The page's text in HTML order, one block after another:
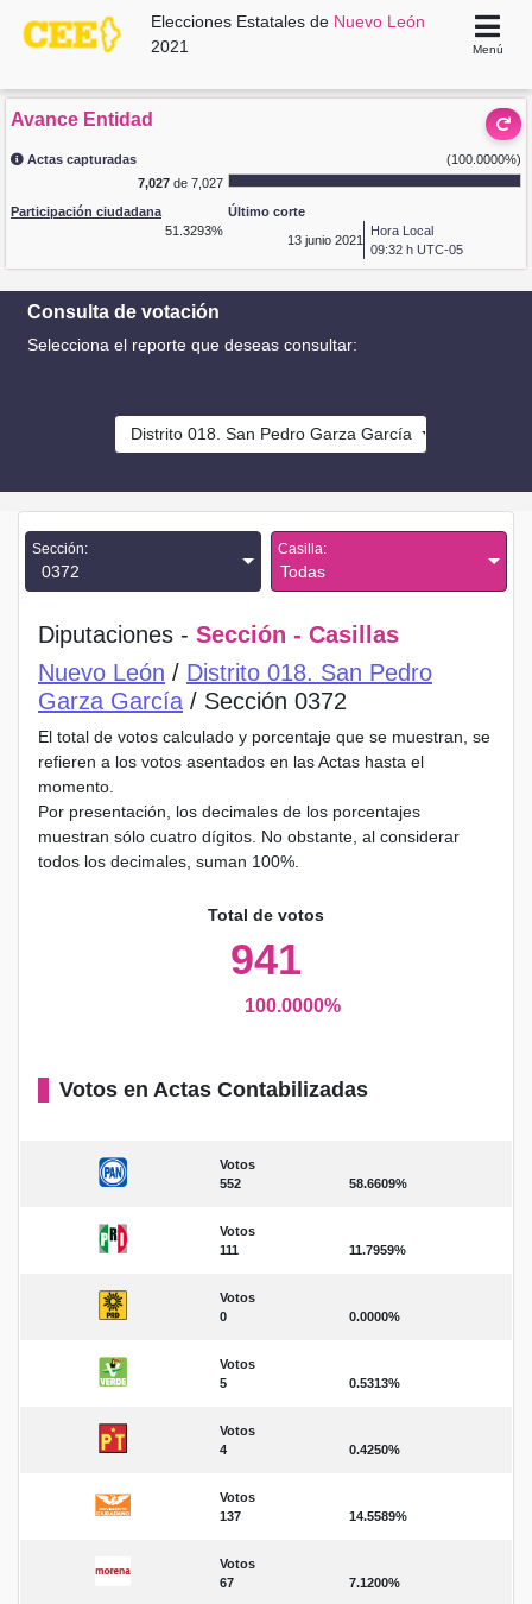
Elecciones Estatales de Nuevo León
2021
Menú
Avance Entidad
Actas capturadas
(100.0000%)
7,027de 7,027
Participación ciudadana
51.3293%
Último corte
13 junio 2021
Hora Local
09:32 h UTC-05
Consulta de votación
Selecciona el reporte que deseas consultar:
Distrito 018. San Pedro Garza García
Sección:
0372
Casilla:
Todas
Diputaciones - Sección - Casillas
Nuevo León / Distrito 018. San Pedro
Garza García / Sección 0372
El total de votos calculado y porcentaje que se muestran, se
refieren a los votos asentados en las Actas hasta el
momento.
Por presentación, los decimales de los porcentajes
muestran sólo cuatro dígitos. No obstante, al considerar
todos los decimales, suman 100%.
Total de votos
941
100.0000%
Votos en Actas Contabilizadas
Votos
552
58.6609%
Votos
111
11.7959%
Votos
0
0.0000%
Votos
5
0.5313%
Votos
4
0.4250%
Votos
137
14.5589%
Votos
67
7.1200%